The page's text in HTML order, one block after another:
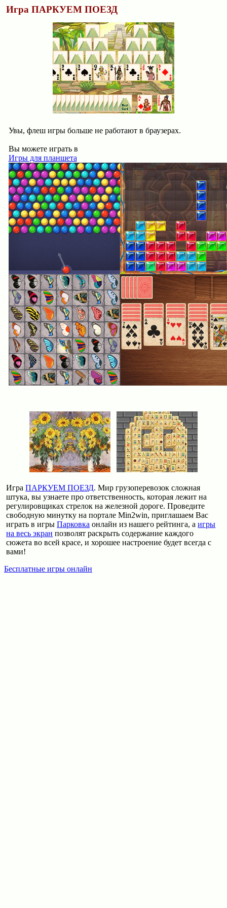
Игра ПАРКУЕМ ПОЕЗД
Увы, флеш игры больше не работают в браузерах.
Вы можете играть в
Игры для планшета
ИграПАРКУЕМ ПОЕЗД. Мир грузоперевозок сложная
штука, вы узнаете про ответственность, которая лежит на
регулировщиках стрелок на железной дороге. Проведите
свободную минутку на портале Min2win, приглашаем Вас
играть в игрыПарковка онлайн из нашего рейтинга, аигры
на весь экран позволят раскрыть содержание каждого
сюжета во всей красе, и хорошее настроение будет всегда с
вами!
Бесплатные игры онлайн